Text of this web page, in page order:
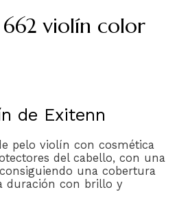
violín color
de Exitenn
pelo violín con cosmética
del cabello, con una
una cobertura
duración con brillo y